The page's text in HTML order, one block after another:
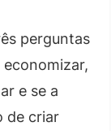
perguntas
e se a
de criar